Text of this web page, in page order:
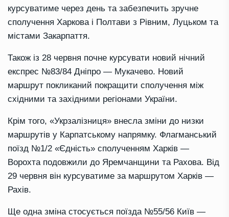
курсуватиме через день та забезпечить зручне
сполучення Харкова і Полтави з Рівним, Луцьком та
містами Закарпаття.
Також із 28 червня почне курсувати новий нічний
експрес №83/84 Дніпро — Мукачево. Новий
маршрут покликаний покращити сполучення між
східними та західними регіонами України.
Крім того, «Укрзалізниця» внесла зміни до низки
маршрутів у Карпатському напрямку. Флагманський
поїзд №1/2 «Єдність» сполученням Харків —
Ворохта подовжили до Яремчанщини та Рахова. Від
29 червня він курсуватиме за маршрутом Харків —
Рахів.
Ще одна зміна стосується поїзда №55/56 Київ —